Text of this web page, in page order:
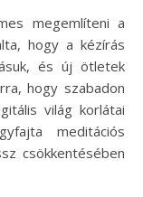
megemlíteni a
hogy a kézírás
és új ötletek
hogy szabadon
világ korlátai
meditációs
csökkentésében